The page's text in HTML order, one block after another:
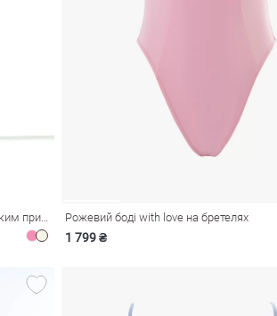
Рожевий боді з еластичної сітки із авторським принтом Рожевий боді with love на бретелях
1 799 ₴